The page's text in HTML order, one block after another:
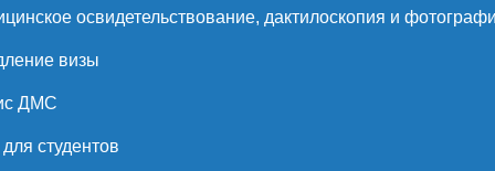
освидетельствование, дактилоскопия и
визы
ДМС
студентов